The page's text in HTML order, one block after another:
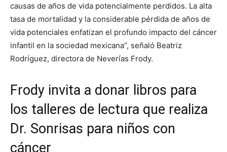
causas de años de vida potencialmente perdidos. La alta
tasa de mortalidad y la considerable pérdida de años de
vida potenciales enfatizan el profundo impacto del cáncer
infantil en la sociedad mexicana”, señaló Beatriz
Rodríguez, directora de Neverías Frody.
Frody invita a donar libros para
los talleres de lectura que realiza
Dr. Sonrisas para niños con
cáncer